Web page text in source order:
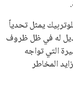
القارية المختلفة،
إلى دعم غالبية
مجموعة من
الاتحادات، فضلاً
بطولات دولية